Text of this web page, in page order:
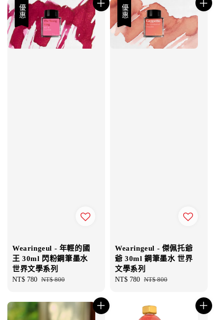
優惠
Wearingeul - 年輕的國
王 30ml 閃粉鋼筆墨水
世界文學系列
Sale
NT$ 780 Regular
NT$ 800
優惠
Wearingeul - 傑佩托爺
爺 30ml 鋼筆墨水 世界
文學系列
Sale
NT$ 780 Regular
NT$ 800